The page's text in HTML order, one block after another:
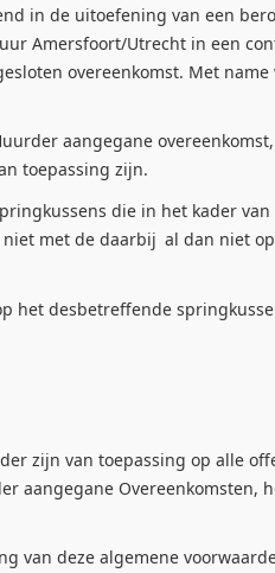
in de uitoefening van een
Amersfoort/Utrecht in een
overeenkomst. Met
aangegane
toepassing zijn.
die in het kader
met de daarbij al dan niet
het desbetreffende
zijn van toepassing op alle
aangegane Overeenkomsten,
deze algemene